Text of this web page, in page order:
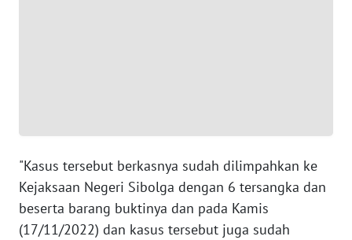
"Kasus tersebut berkasnya sudah dilimpahkan ke
Kejaksaan Negeri Sibolga dengan 6 tersangka dan
beserta barang buktinya dan pada Kamis
(17/11/2022) dan kasus tersebut juga sudah
RIAU
WN
SERAMBI